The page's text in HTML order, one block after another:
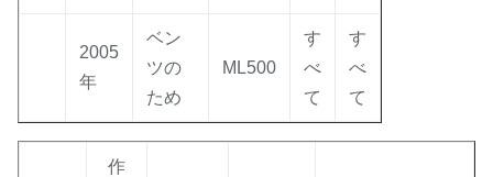
2005
年
ベン
ツの
ため
ML500
す
べ
て
す
べ
て
作